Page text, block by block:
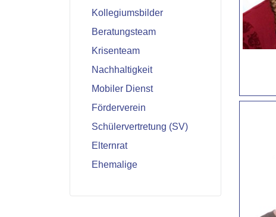
Kollegiumsbilder
Beratungsteam
Krisenteam
Nachhaltigkeit
Mobiler Dienst
Förderverein
Schülervertretung (SV)
Elternrat
Ehemalige